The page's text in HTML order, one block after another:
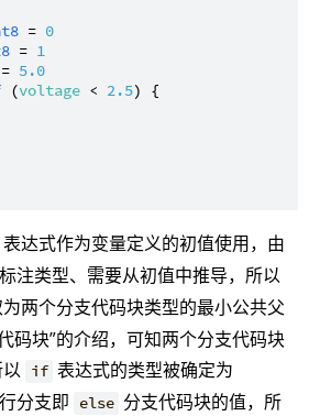
= 0
= 1
= 5.0
(voltage < 2.5) {
表达式作为变量定义的初值使用，由
注类型、需要从初值中推导，所以
两个分支代码块类型的最小公共父
码块”的介绍，可知两个分支代码块
if 表达式的类型被确定为
分支即 else 分支代码块的值，所